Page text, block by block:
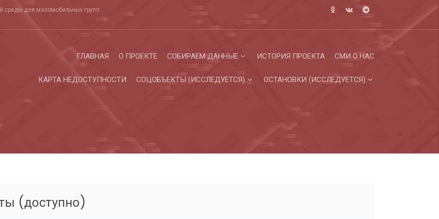
среды для маломобильных групп
ГЛАВНАЯ О ПРОЕКТЕ СОБИРАЕМ ДАННЫЕ ИСТОРИЯ ПРОЕКТА СМИ О НАС
КАРТА НЕДОСТУПНОСТИ СОЦОБЪЕКТЫ (ИССЛЕДУЕТСЯ) ОСТАНОВКИ (ИССЛЕДУЕТСЯ)
(доступно)